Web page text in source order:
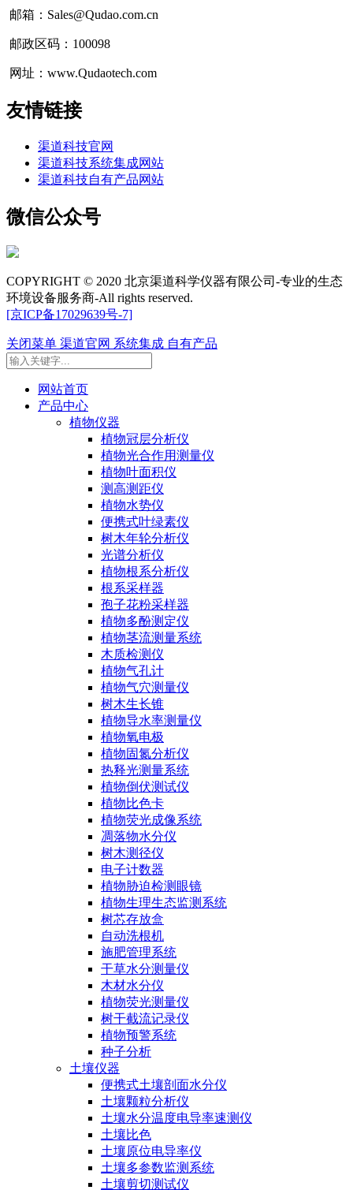
邮箱：Sales@Qudao.com.cn
邮政区码：100098
网址：www.Qudaotech.com
友情链接
渠道科技官网
渠道科技系统集成网站
渠道科技自有产品网站
微信公众号
COPYRIGHT © 2020 北京渠道科学仪器有限公司-专业的生态
环境设备服务商-All rights reserved.
[京ICP备17029639号-7]
关闭菜单 渠道官网 系统集成 自有产品
网站首页
产品中心
植物仪器
植物冠层分析仪
植物光合作用测量仪
植物叶面积仪
测高测距仪
植物水势仪
便携式叶绿素仪
树木年轮分析仪
光谱分析仪
植物根系分析仪
根系采样器
孢子花粉采样器
植物多酚测定仪
植物茎流测量系统
木质检测仪
植物气孔计
植物气穴测量仪
树木生长锥
植物导水率测量仪
植物氧电极
植物固氮分析仪
热释光测量系统
植物倒伏测试仪
植物比色卡
植物荧光成像系统
凋落物水分仪
树木测径仪
电子计数器
植物胁迫检测眼镜
植物生理生态监测系统
树芯存放盒
自动洗根机
施肥管理系统
干草水分测量仪
木材水分仪
植物荧光测量仪
树干截流记录仪
植物预警系统
种子分析
土壤仪器
便携式土壤剖面水分仪
土壤颗粒分析仪
土壤水分温度电导率速测仪
土壤比色
土壤原位电导率仪
土壤多参数监测系统
土壤剪切测试仪